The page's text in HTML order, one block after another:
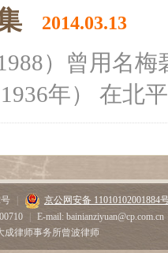
2014.03.13
）曾用名
年） 在北
京公网安备 11010102001884
E-mail: bainianziyuan@cp.com.cn
成律师事务所曾波律师